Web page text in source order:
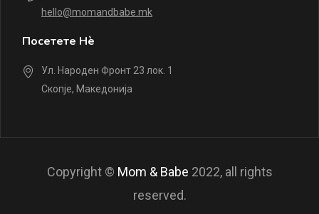
hello@momandbabe.mk
Посетете Нè
Ул. Народен Фронт 23 лок. 1
Скопје, Македонија
Copyright © Mom & Babe 2022, all rights
reserved.